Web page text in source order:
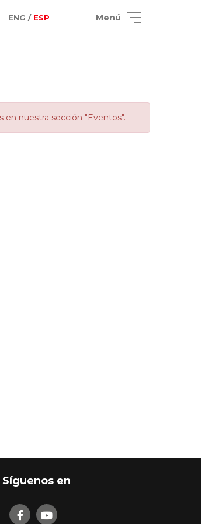
ENG / ESP Menú
nuestra sección "Eventos".
Síguenos en